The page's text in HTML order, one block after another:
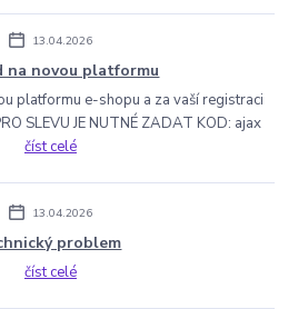
13.04.2026
na novou platformu
platformu e-shopu a za vaší registraci
SLEVU JE NUTNÉ ZADAT KOD: ajax
číst celé
13.04.2026
problem
číst celé